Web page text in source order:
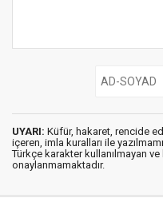
UYARI: Küfür, hakaret, rencide
içeren, imla kuralları ile
Türkçe karakter kullanılmayan
onaylanmamaktadır.